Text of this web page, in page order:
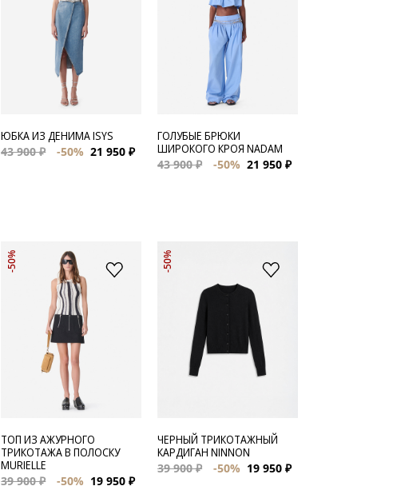
ЮБКА ИЗ ДЕНИМА ISYS
43 900 ₽
-50% 21 950 ₽
ГОЛУБЫЕ БРЮКИ
ШИРОКОГО КРОЯ NADAM
43 900 ₽
-50% 21 950 ₽
-50%
ТОП ИЗ АЖУРНОГО
ТРИКОТАЖА В ПОЛОСКУ
MURIELLE
39 900 ₽
-50% 19 950 ₽
-50%
ЧЕРНЫЙ ТРИКОТАЖНЫЙ
КАРДИГАН NINNON
39 900 ₽
-50% 19 950 ₽